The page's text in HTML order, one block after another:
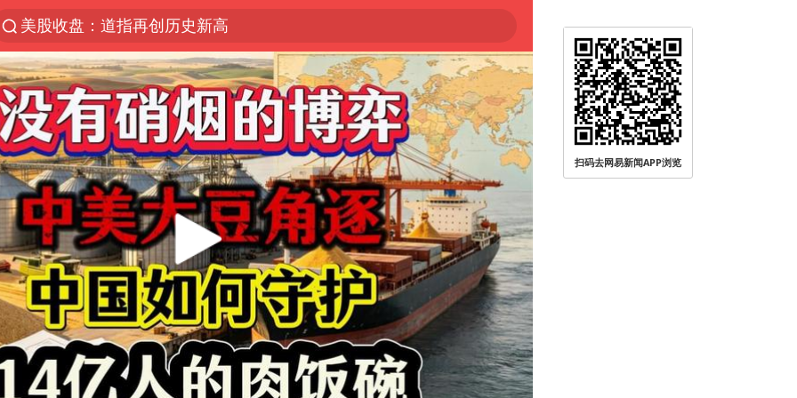
美股收盘：道指再创历史新高
服务提质，内需扩容有保障
人贩子“梅姨”真实姓名曝光
“老头乐”悬挂“蒙H好几个8”上路
41岁女子为鼓励女儿考研上岸985
河南：领导干部要带头休假
中国宣布5项对美反制措施
外交部回应日本将中国列为最大挑战
被妻子举报丈夫与情人一审获刑1年
“中国游”持续带火“中国购”
长安航空通报旅客所带充电宝自燃：航班备降武汉，无人员受伤
扫码去网易新闻APP浏览